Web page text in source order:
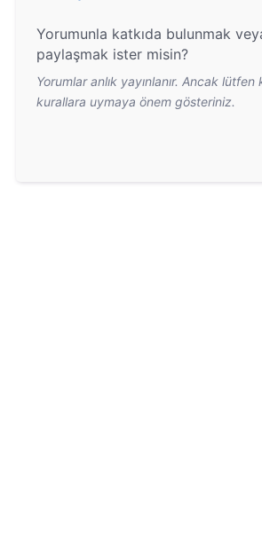
Yorumunla katkıda bulunmak
paylaşmak ister misin?
Yorumlar anlık yayınlanır. Ancak
kurallara uymaya önem gösteriniz.